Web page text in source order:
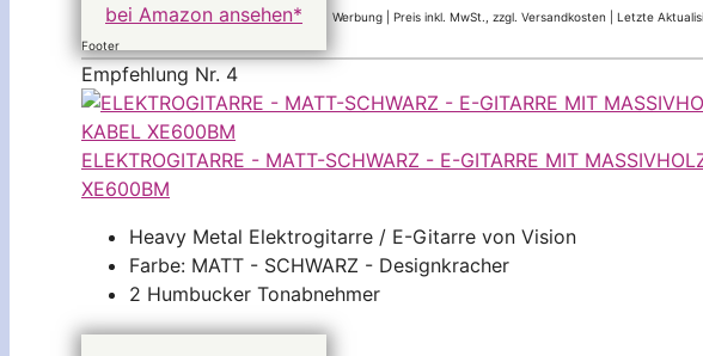
bei Amazon ansehen*
Werbung | Preis inkl. MwSt., zzgl. Versandkosten | Letzte
Footer
Empfehlung Nr. 4
ELEKTROGITARRE - MATT-SCHWARZ - E-GITARRE MIT
XE600BM
Heavy Metal Elektrogitarre / E-Gitarre von Vision
Farbe: MATT - SCHWARZ - Designkracher
2 Humbucker Tonabnehmer
89,99 EUR